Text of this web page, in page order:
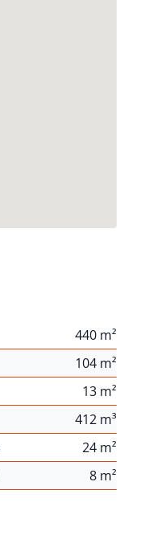
440 m²
104 m²
13 m²
412 m³
24 m²
8 m²